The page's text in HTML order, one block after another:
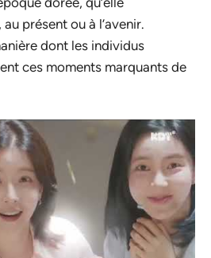
présent ou à l’avenir.
dont les individus
ces moments marquants de